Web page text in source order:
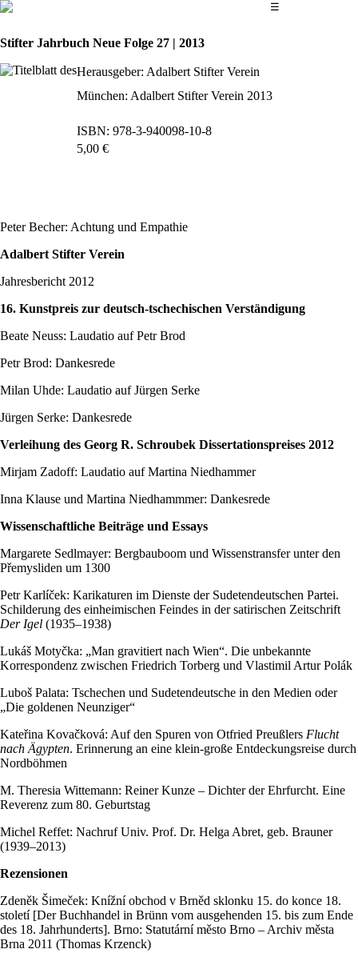
Das
☰
Stifter Jahrbuch Neue Folge 27 | 2013
Herausgeber: Adalbert Stifter Verein
München: Adalbert Stifter Verein 2013
ISBN: 978-3-940098-10-8
5,00 €
Peter Becher: Achtung und Empathie
Adalbert Stifter Verein
Jahresbericht 2012
16. Kunstpreis zur deutsch-tschechischen Verständigung
Beate Neuss: Laudatio auf Petr Brod
Petr Brod: Dankesrede
Milan Uhde: Laudatio auf Jürgen Serke
Jürgen Serke: Dankesrede
Verleihung des Georg R. Schroubek Dissertationspreises 2012
Mirjam Zadoff: Laudatio auf Martina Niedhammer
Inna Klause und Martina Niedhammmer: Dankesrede
Wissenschaftliche Beiträge und Essays
Margarete Sedlmayer: Bergbauboom und Wissenstransfer unter den
Přemysliden um 1300
Petr Karlíček: Karikaturen im Dienste der Sudetendeutschen Partei.
Schilderung des einheimischen Feindes in der satirischen Zeitschrift
Der Igel (1935–1938)
Lukáš Motyčka: „Man gravitiert nach Wien“. Die unbekannte
Korrespondenz zwischen Friedrich Torberg und Vlastimil Artur Polák
Luboš Palata: Tschechen und Sudetendeutsche in den Medien oder
„Die goldenen Neunziger“
Kateřina Kovačková: Auf den Spuren von Otfried Preußlers Flucht
nach Ägypten. Erinnerung an eine klein-große Entdeckungsreise durch
Nordböhmen
M. Theresia Wittemann: Reiner Kunze – Dichter der Ehrfurcht. Eine
Reverenz zum 80. Geburtstag
Michel Reffet: Nachruf Univ. Prof. Dr. Helga Abret, geb. Brauner
(1939–2013)
Rezensionen
Zdeněk Šimeček: Knížní obchod v Brněd sklonku 15. do konce 18.
století [Der Buchhandel in Brünn vom ausgehenden 15. bis zum Ende
des 18. Jahrhunderts]. Brno: Statutární město Brno – Archiv města
Brna 2011 (Thomas Krzenck)